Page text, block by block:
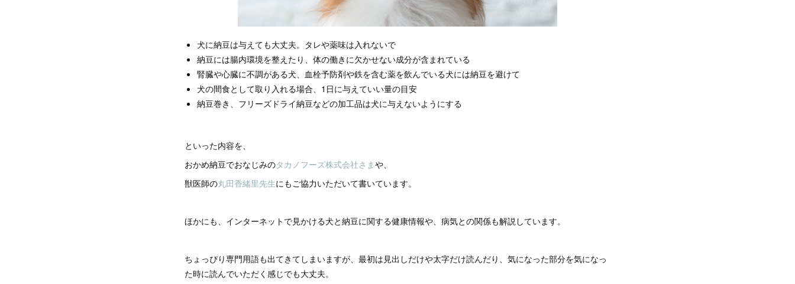
犬に納豆は与えても大丈夫。タレや薬味は入れないで
納豆には腸内環境を整えたり、体の働きに欠かせない成分が含まれている
腎臓や心臓に不調がある犬、血栓予防剤や鉄を含む薬を飲んでいる犬には納豆を避けて
犬の間食として取り入れる場合、1日に与えていい量の目安
納豆巻き、フリーズドライ納豆などの加工品は犬に与えないようにする
といった内容を、
おかめ納豆でおなじみのタカノフーズ株式会社さまや、
獣医師の丸田香緒里先生にもご協力いただいて書いています。
ほかにも、インターネットで見かける犬と納豆に関する健康情報や、病気との関係も解説しています。
ちょっぴり専門用語も出てきてしまいますが、最初は見出しだけや太字だけ読んだり、気になった部分を気になっ
た時に読んでいただく感じでも大丈夫。